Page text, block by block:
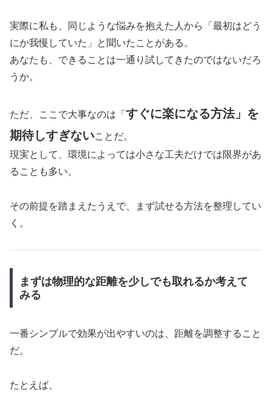
実際に私も、同じような悩みを抱えた人から「最初はどう
にか我慢していた」と聞いたことがある。
あなたも、できることは一通り試してきたのではないだろ
うか。
ただ、ここで大事なのは「 すぐに楽になる方法」を
期待しすぎないことだ。
現実として、環境によっては小さな工夫だけでは限界があ
ることも多い。
その前提を踏まえたうえで、まず試せる方法を整理してい
く。
まずは物理的な距離を少しでも取れるか考えて
みる
一番シンプルで効果が出やすいのは、距離を調整すること
だ。
たとえば、